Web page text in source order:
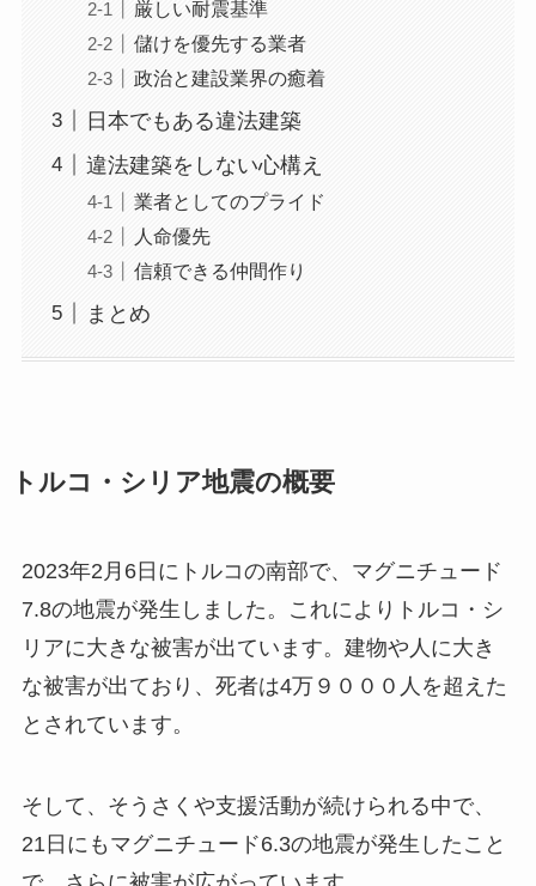
厳しい耐震基準
儲けを優先する業者
政治と建設業界の癒着
日本でもある違法建築
違法建築をしない心構え
業者としてのプライド
人命優先
信頼できる仲間作り
まとめ
トルコ・シリア地震の概要
2023年2月6日にトルコの南部で、マグニチュード
7.8の地震が発生しました。これによりトルコ・シ
リアに大きな被害が出ています。建物や人に大き
な被害が出ており、死者は4万９０００人を超えた
とされています。
そして、そうさくや支援活動が続けられる中で、
21日にもマグニチュード6.3の地震が発生したこと